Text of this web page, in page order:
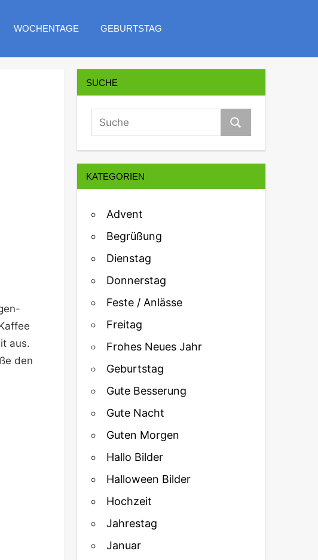
WOCHENTAGE GEBURTSTAG
aus.
den
SUCHE
KATEGORIEN
Advent
Begrüßung
Dienstag
Donnerstag
Feste / Anlässe
Freitag
Frohes Neues Jahr
Geburtstag
Gute Besserung
Gute Nacht
Guten Morgen
Hallo Bilder
Halloween Bilder
Hochzeit
Jahrestag
Januar